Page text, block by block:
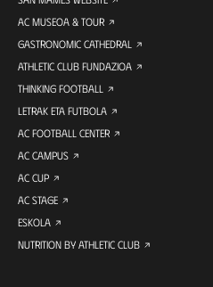
AC MUSEOA & TOUR
GASTRONOMIC CATHEDRAL
ATHLETIC CLUB FUNDAZIOA
THINKING FOOTBALL
LETRAK ETA FUTBOLA
AC FOOTBALL CENTER
AC CAMPUS
AC CUP
AC STAGE
ESKOLA
NUTRITION BY ATHLETIC CLUB